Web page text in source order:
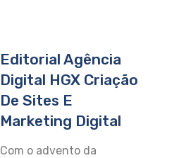
Editorial Agência
Digital HGX Criação
De Sites E
Marketing Digital
Com o advento da